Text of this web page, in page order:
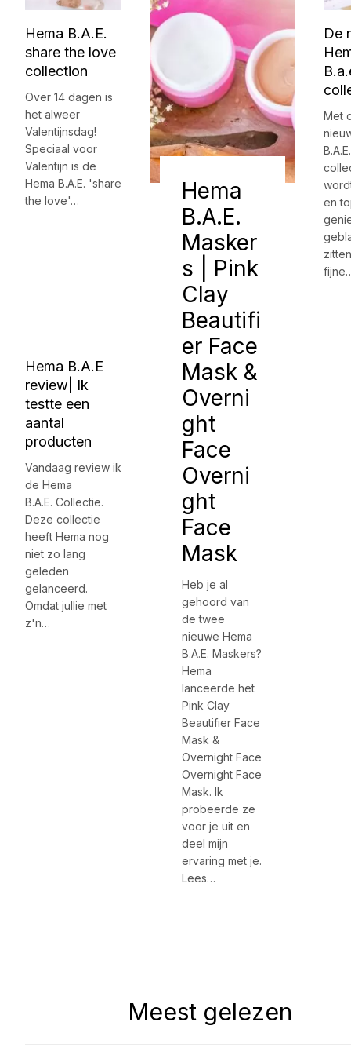
Hema B.A.E.
share the love
collection
Over 14 dagen is
het alweer
Valentijnsdag!
Speciaal voor
Valentijn is de
Hema B.A.E. 'share
the love'…
Hema B.A.E
review| Ik
testte een
aantal
producten
Vandaag review ik
de Hema
B.A.E. Collectie.
Deze collectie
heeft Hema nog
niet zo lang
geleden
gelanceerd.
Omdat jullie met
z'n…
Hema
B.A.E.
Masker
s | Pink
Clay
Beautifi
er Face
Mask &
Overni
ght
Face
Overni
ght
Face
Mask
Heb je al
gehoord van
de twee
nieuwe Hema
B.A.E. Maskers?
Hema
lanceerde het
Pink Clay
Beautifier Face
Mask &
Overnight Face
Overnight Face
Mask. Ik
probeerde ze
voor je uit en
deel mijn
ervaring met je.
Lees…
De
Met
B.A.E.
en
Meest gelezen